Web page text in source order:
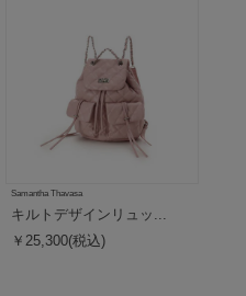
Samantha Thavasa
キルトデザインリュッ...
￥25,300(税込)